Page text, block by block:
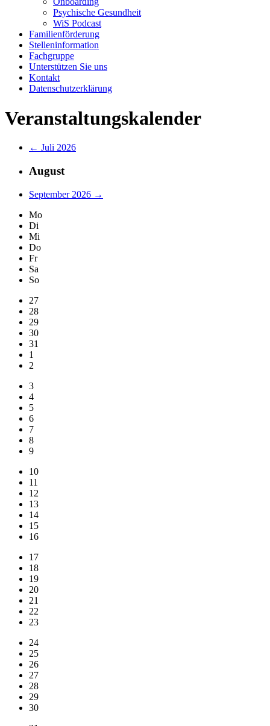
Psychische Gesundheit
WiS Podcast
Familienförderung
Stelleninformation
Fachgruppe
Unterstützen Sie uns
Kontakt
Datenschutzerklärung
Veranstaltungskalender
← Juli 2026
August
September 2026 →
Mo
Di
Mi
Do
Fr
Sa
So
27
28
29
30
31
1
2
3
4
5
6
7
8
9
10
11
12
13
14
15
16
17
18
19
20
21
22
23
24
25
26
27
28
29
30